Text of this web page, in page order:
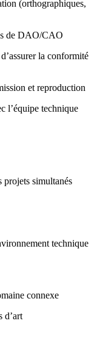
(orthographiques,
de DAO/CAO
la conformité
et reproduction
l’équipe technique
projets simultanés
technique
connexe
d’art